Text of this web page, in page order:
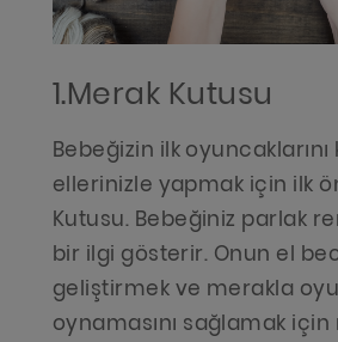
1.Merak Kutusu
Bebeğizin ilk oyuncaklarını
ellerinizle yapmak için ilk
Kutusu. Bebeğiniz parlak
bir ilgi gösterir. Onun el
geliştirmek ve merakla
oynamasını sağlamak